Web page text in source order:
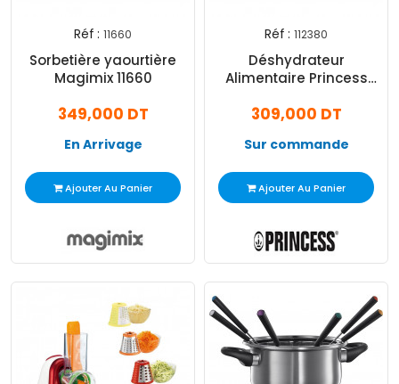
Réf : 11660
Sorbetière yaourtière
Magimix 11660
349,000 DT
En Arrivage
Ajouter Au Panier
Réf : 112380
Déshydrateur
Alimentaire Princess
309,000 DT
Sur commande
Ajouter Au Panier